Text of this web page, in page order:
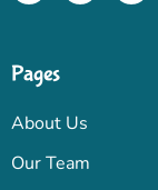
Pages
About Us
Our Team